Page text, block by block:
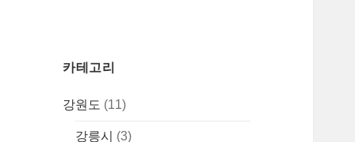
카테고리
강원도 (11)
강릉시 (3)